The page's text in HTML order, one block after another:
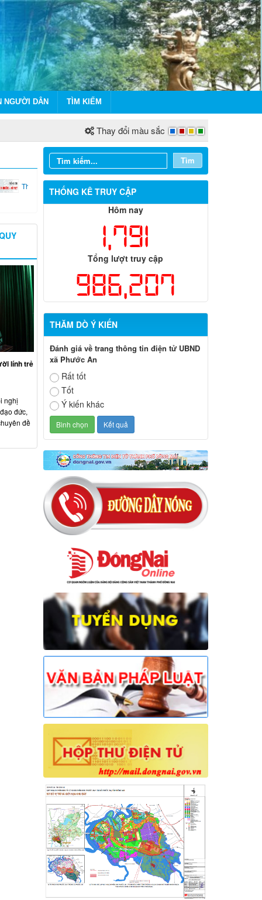
NGƯỜI DÂN TÌM KIẾM
Thay đổi màu sắc
Tìm
THỐNG KÊ TRUY CẬP
Hôm nay
1,791
Tổng lượt truy cập
986,207
THĂM DÒ Ý KIẾN
Đánh giá về trang thông tin điện tử UBND
xã Phước An
Rất tốt
Tốt
Ý kiến khác
Thi...
lính trẻ
nghị
đức,
đề